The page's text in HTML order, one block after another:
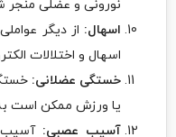
نورونی و عضلی منجر
اسهال: از دیگر
اسهال و اختلالات
خستگی عضلانی:
یا ورزش ممکن است
آسیب عصبی: آسیب